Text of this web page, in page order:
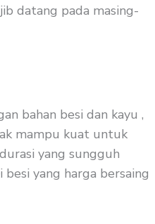
datang pada masing-
bahan besi dan kayu ,
mampu kuat untuk
yang sungguh
yang harga bersaing